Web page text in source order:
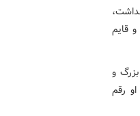
قایم
و
رقم